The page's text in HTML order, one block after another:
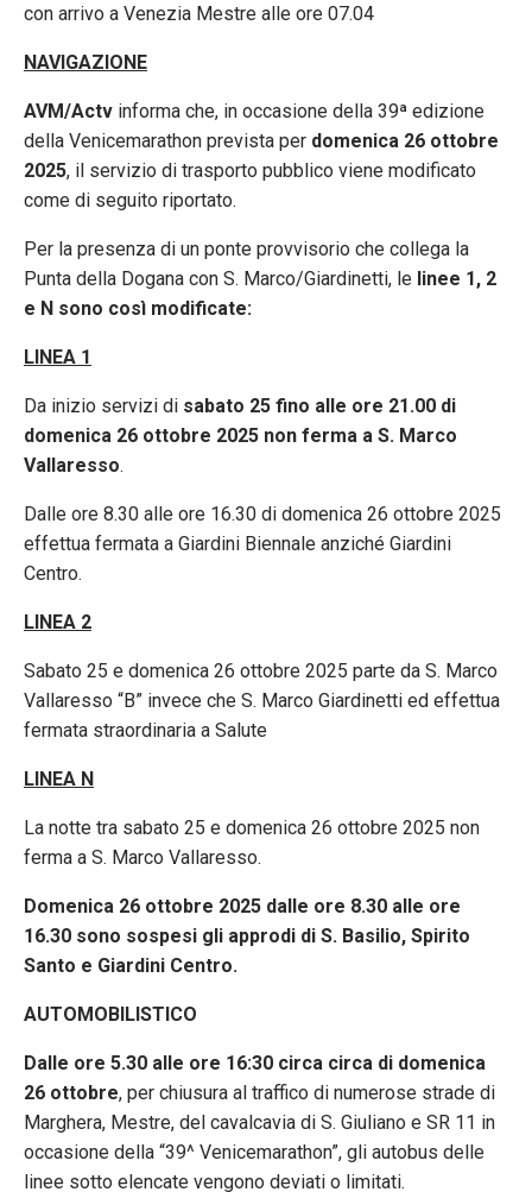
con arrivo a Venezia Mestre alle ore 07.04
NAVIGAZIONE
AVM/Actv informa che, in occasione della 39ª edizione
della Venicemarathon prevista per domenica 26 ottobre
2025, il servizio di trasporto pubblico viene modificato
come di seguito riportato.
Per la presenza di un ponte provvisorio che collega la
Punta della Dogana con S. Marco/Giardinetti, le linee 1, 2
e N sono così modificate:
LINEA 1
Da inizio servizi di sabato 25 fino alle ore 21.00 di
domenica 26 ottobre 2025 non ferma a S. Marco
Vallaresso.
Dalle ore 8.30 alle ore 16.30 di domenica 26 ottobre 2025
effettua fermata a Giardini Biennale anziché Giardini
Centro.
LINEA 2
Sabato 25 e domenica 26 ottobre 2025 parte da S. Marco
Vallaresso “B” invece che S. Marco Giardinetti ed effettua
fermata straordinaria a Salute
LINEA N
La notte tra sabato 25 e domenica 26 ottobre 2025 non
ferma a S. Marco Vallaresso.
Domenica 26 ottobre 2025 dalle ore 8.30 alle ore
16.30 sono sospesi gli approdi di S. Basilio, Spirito
Santo e Giardini Centro.
AUTOMOBILISTICO
Dalle ore 5.30 alle ore 16:30 circa circa di domenica
26 ottobre, per chiusura al traffico di numerose strade di
Marghera, Mestre, del cavalcavia di S. Giuliano e SR 11 in
occasione della “39^ Venicemarathon”, gli autobus delle
linee sotto elencate vengono deviati o limitati.